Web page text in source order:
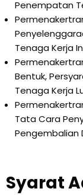
Penempatan
Tenaga Kerja
Bentuk,
Tenaga Kerja
Tata Cara
Pengembalian
Syarat